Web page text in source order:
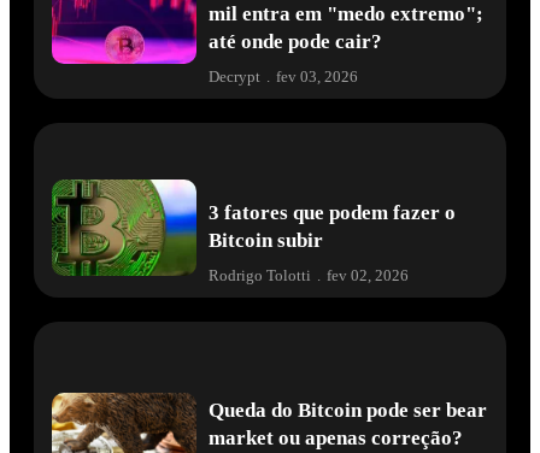
mil entra em "medo extremo";
até onde pode cair?
Decrypt . fev 03, 2026
3 fatores que podem fazer o
Bitcoin subir
Rodrigo Tolotti fev 02, 2026
Queda do Bitcoin pode ser bear
market ou apenas correção?